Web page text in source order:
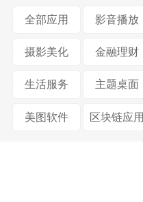
全部应用 影音播放
摄影美化 金融理财
生活服务 主题桌面
美图软件 区块链应用